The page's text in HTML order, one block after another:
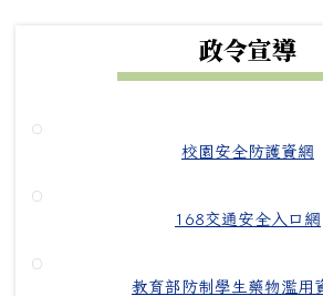
政令宣導
校園安全防護資網
168交通安全入口網
教育部防制學生藥物濫用